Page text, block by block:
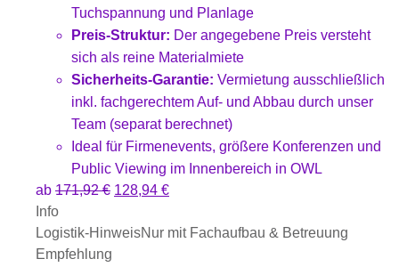
Tuchspannung und Planlage
Preis-Struktur: Der angegebene Preis versteht
sich als reine Materialmiete
Sicherheits-Garantie: Vermietung ausschließlich
inkl. fachgerechtem Auf- und Abbau durch unser
Team (separat berechnet)
Ideal für Firmenevents, größere Konferenzen und
Public Viewing im Innenbereich in OWL
ab 171,92€ 128,94 €
Info
Logistik-HinweisNur mit Fachaufbau & Betreuung
Empfehlung